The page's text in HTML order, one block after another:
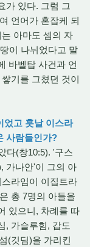
가 있다. 그럼 그
언어가 혼잡케 되
아마도 셈의 자
이 나뉘었다고 말
바벨탑 사건과 언
기를 그쳤던 것이
었고 훗날 이스라
사람들인가?
다(창10:5). '구스
가나안'이 그의 아
라임이 이집트라
총 7명의 아들을
있으니, 차례를 따
, 가슬루힘, 갑도
(깃딤)을 가리킨